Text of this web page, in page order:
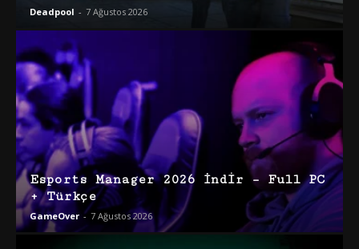
Deadpool - 7 Ağustos 2026
Esports Manager 2026 İndir – Full PC
+ Türkçe
GameOver - 7 Ağustos 2026